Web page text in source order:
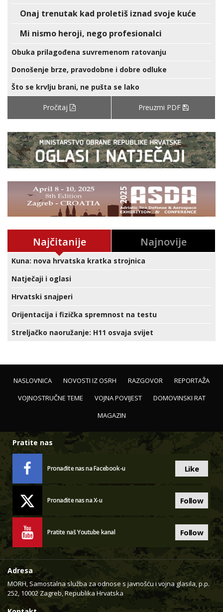
Onaj trenutak kad proletiš iznad svoje kuće
Mi nismo heroji, nego profesionalci
Obuka prilagođena suvremenom ratovanju
Donošenje brze, pravodobne i dobre odluke
Što se krvlju brani, ne pušta se lako
Pročitaj Preuzmi PDF
Najčitanije Najnovije
Kuna: nova hrvatska kratka strojnica
Natječaji i oglasi
Hrvatski snajperi
Orijentacija i fizička spremnost na testu
Streljačko naoružanje: H11 osvaja svijet
NASLOVNICA NOVOSTI IZ OSRH RAZGOVOR
REPORTAŽA
VOJNOSTRUČNE TEME
VOJNA POVIJEST
DOMOVINSKI RAT
MAGAZIN
Pratite nas
Pronađite nas na Facebook-u Like
Pronađite nas na X-u Follow
Pratite naš Youtube kanal Follow
Adresa
MORH, Samostalna služba za odnose s javnošću i vojna glasila, p.p.
252, 10002 Zagreb, Republika Hrvatska